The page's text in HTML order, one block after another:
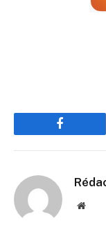
Facebook